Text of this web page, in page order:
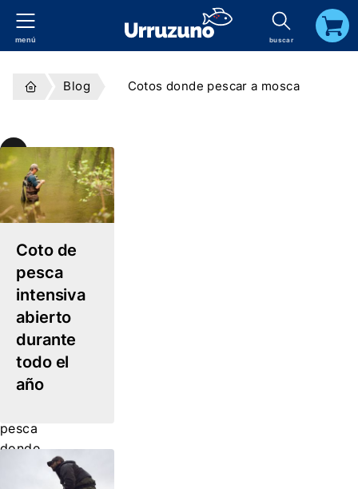
menú buscar
Blog Cotos donde pescar a mosca
Cotos
donde
pescar
mosca
Cotos
pesca
donde
Coto de
pesca
intensiva
abierto
durante
todo el
año